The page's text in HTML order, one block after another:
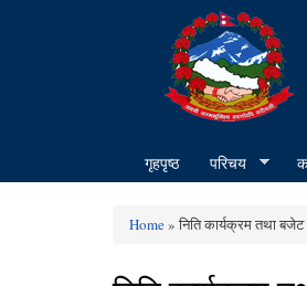
गृहपृष्ठ परिचय
Home» निति कार्यक्रम तथा बजेट